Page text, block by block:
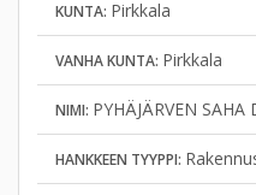
KUNTA: Pirkkala
VANHA KUNTA: Pirkkala
NIMI: PYHÄJÄRVEN
HANKKEEN TYYPPI: